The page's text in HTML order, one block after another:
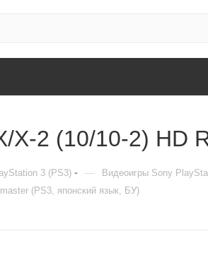
X-2 (10/10-2) HD
3 (PS3) — Видеоигры Sony
(PS3, японский язык, БУ)